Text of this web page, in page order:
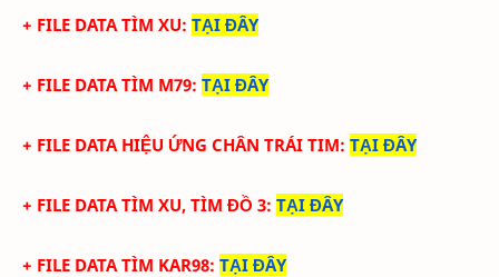
+ FILE DATA TÌM XU: TẠI ĐÂY
+ FILE DATA TÌM M79: TẠI ĐÂY
+ FILE DATA HIỆU ỨNG CHÂN TRÁI TIM: TẠI ĐÂY
+ FILE DATA TÌM XU, TÌM ĐỒ 3: TẠI ĐÂY
+ FILE DATA TÌM KAR98: TẠI ĐÂY